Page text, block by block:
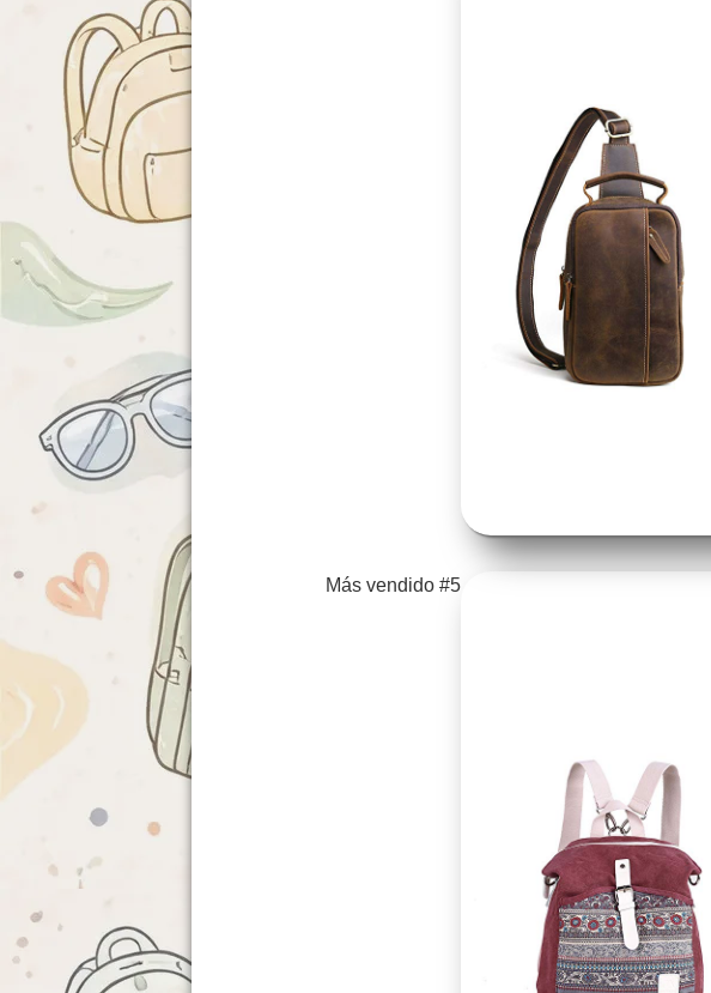
Más vendido #5